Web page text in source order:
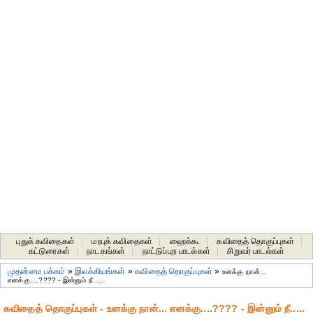
புதுக் கவிதைகள் மரபுக் கவிதைகள் ஹைக்கூ கவிதைத் தொகுப்புகள்
கட்டுரைகள்
நாடகங்கள் நாட்டுப்புற பாடல்கள் சிறுவர் பாடல்கள்
முதன்மை பக்கம் »இலக்கியங்கள் »கவிதைத் தொகுப்புகள் » உனக்கு நான்...
எனக்கு....???? - இன்னும் நீ.....
கவிதைத் தொகுப்புகள் - உனக்கு நான்... எனக்கு....???? - இன்னும் நீ.....